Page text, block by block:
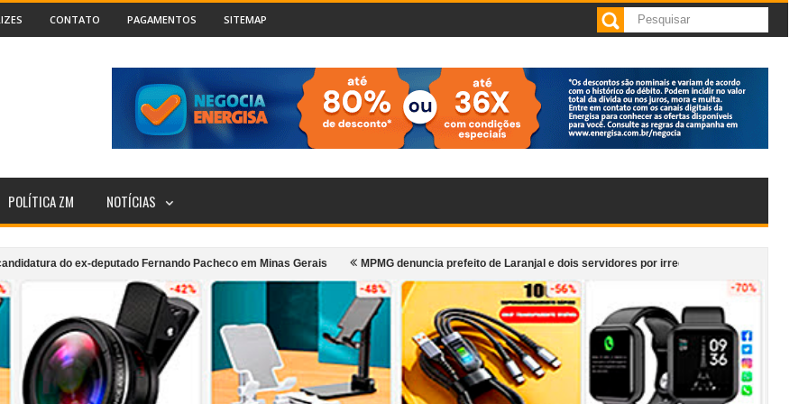
CONTATO PAGAMENTOS SITEMAP
POLÍTICA ZM NOTÍCIAS
deputado Fernando Pacheco em Minas Gerais MPMG denuncia prefeito de Laranjal e dois servidores por irregularidades em licitações de obras
coletivo urbano de Cataguases Incêndio atinge segundo andar de cafeteria anexa ao Supermercado Morais em Cataguases “Monumento em